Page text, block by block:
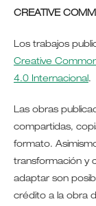
CREATIVE
Los trabajos
Creative
4.0 Internacional.
Las obras
compartidas,
formato.
transformación y
adaptar son
crédito a la obra